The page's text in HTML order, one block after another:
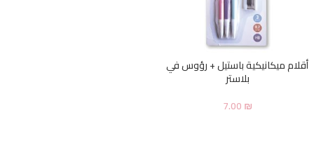
أقلام ميكانيكية باستيل + رؤوس في
بلاستر
7.00₪